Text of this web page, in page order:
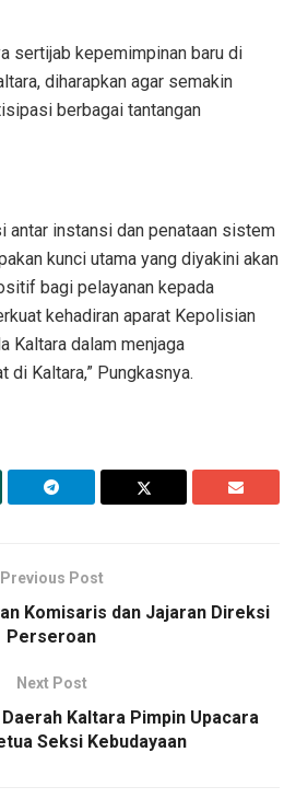
sertijab kepemimpinan baru di
diharapkan agar semakin
berbagai tantangan
antar instansi dan penataan sistem
kunci utama yang diyakini akan
bagi pelayanan kepada
kehadiran aparat Kepolisian
Kaltara dalam menjaga
di Kaltara,” Pungkasnya.
Previous Post
Komisaris dan Jajaran Direksi
Perseroan
Next Post
Kaltara Pimpin Upacara
Seksi Kebudayaan